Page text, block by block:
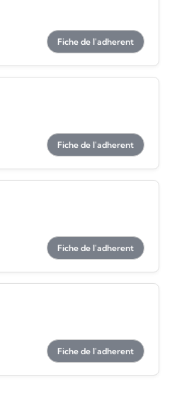
Fiche de l'adherent
Fiche de l'adherent
Fiche de l'adherent
Fiche de l'adherent